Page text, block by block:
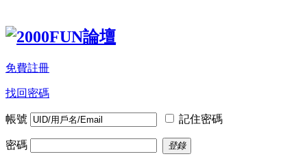
免費註冊
找回密碼
帳號 記住密碼
密碼 登錄